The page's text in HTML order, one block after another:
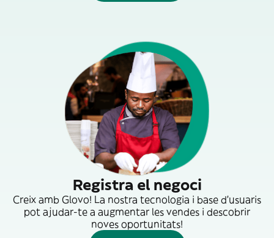
Registra el negoci
Creix amb Glovo! La nostra tecnologia i base d'usuaris
pot ajudar-te a augmentar les vendes i descobrir
noves oportunitats!